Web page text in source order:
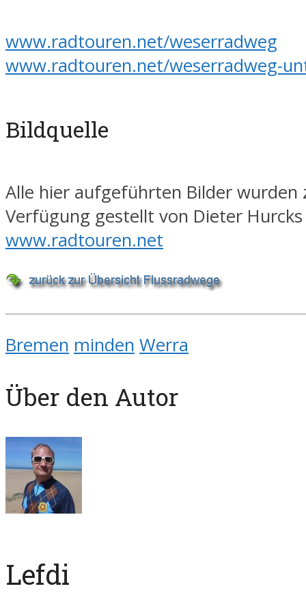
www.radtouren.net/weserradweg
www.radtouren.net/weserradweg-
Bildquelle
Alle hier aufgeführten Bilder wurden
Verfügung gestellt von Dieter Hurcks
www.radtouren.net
Bremen minden Werra
Über den Autor
Lefdi